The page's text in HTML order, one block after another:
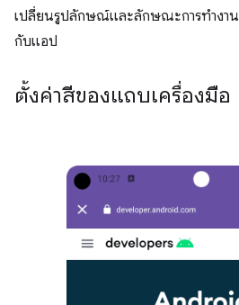
เปลี่ยนรูปลักษณ์และลักษณะการทํางาน
กับแอป
ตั้งค่าสีของแถบเครื่องมือ